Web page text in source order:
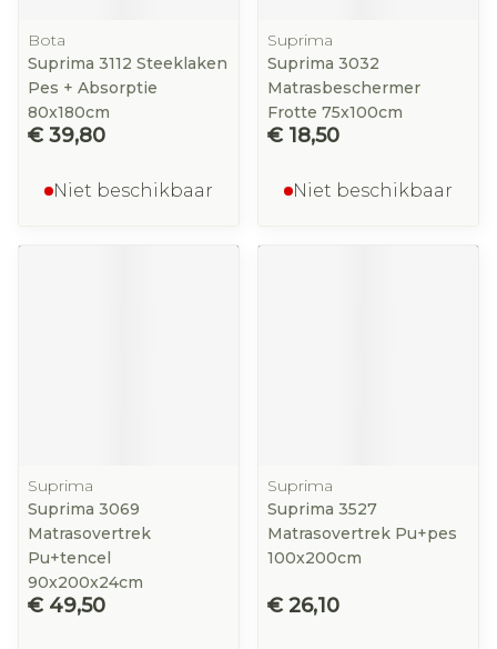
Bota
Suprima 3112 Steeklaken
Pes + Absorptie
80x180cm
€ 39,80
Niet beschikbaar
Suprima
Suprima 3032
Matrasbeschermer
Frotte 75x100cm
€ 18,50
Niet beschikbaar
Suprima
Suprima 3069
Matrasovertrek
Pu+tencel
90x200x24cm
€ 49,50
Suprima
Suprima 3527
Matrasovertrek Pu+pes
100x200cm
€ 26,10